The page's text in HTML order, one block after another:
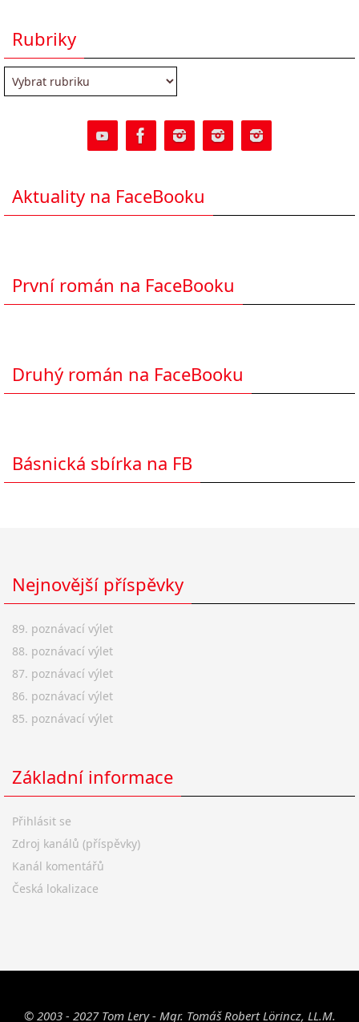
Rubriky
Rubriky
Aktuality na FaceBooku
První román na FaceBooku
Druhý román na FaceBooku
Básnická sbírka na FB
Nejnovější příspěvky
89. poznávací výlet
88. poznávací výlet
87. poznávací výlet
86. poznávací výlet
85. poznávací výlet
Základní informace
Přihlásit se
Zdroj kanálů (příspěvky)
Kanál komentářů
Česká lokalizace
© 2003 - 2027 Tom Lery - Mgr. Tomáš Robert Lörincz, LL.M.